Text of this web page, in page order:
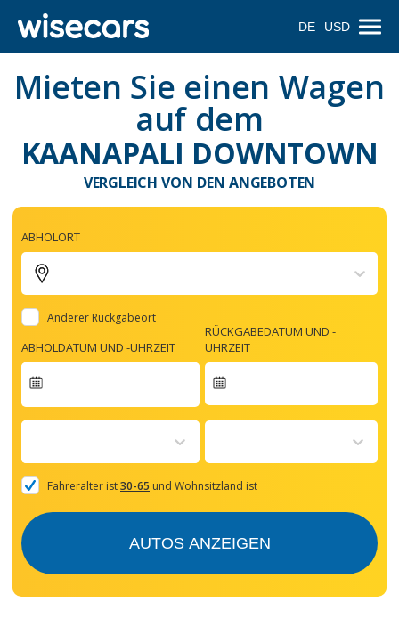
DE USD
Mieten Sie einen Wagen
auf dem
KAANAPALI DOWNTOWN
VERGLEICH VON DEN ANGEBOTEN
ABHOLORT
Anderer Rückgabeort
ABHOLDATUM UND -UHRZEIT
forward
with
the
and
RÜCKGABEDATUM UND -
UHRZEIT
Fahreralter ist30-65 und Wohnsitzland ist
AUTOS ANZEIGEN